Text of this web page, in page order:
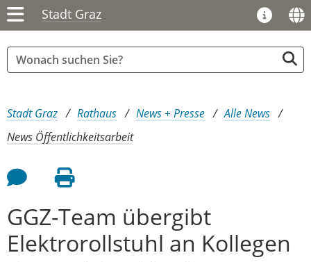
Stadt Graz
Sie sind hier:
Stadt Graz Rathaus News + Presse
Alle News
News Öffentlichkeitsarbeit
Feedback an Autor
Seite drucken
GGZ-Team übergibt
Elektrorollstuhl an Kollegen